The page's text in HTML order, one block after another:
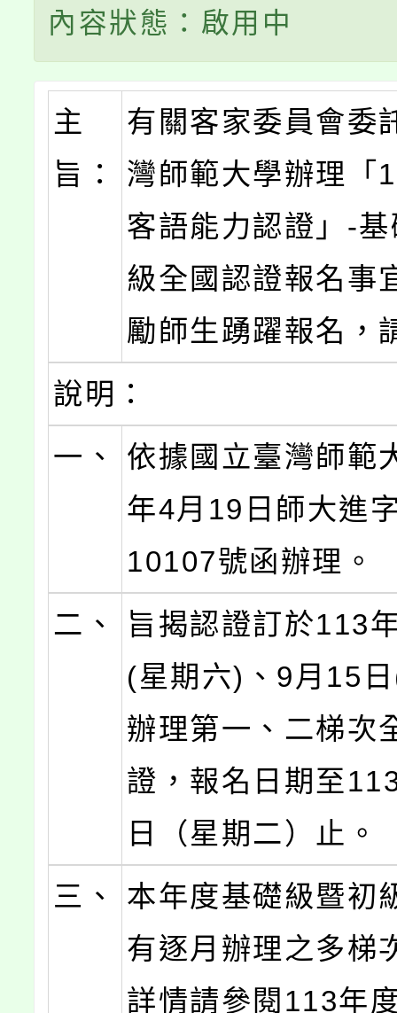
內容狀態：啟用中
主
旨：
有關客家委員會委
灣師範大學辦理「
客語能力認證」-
級全國認證報名事
勵師生踴躍報名，
說明：
一、
依據國立臺灣師範
年4月19日師大進
10107號函辦理。
二、
旨揭認證訂於113
(星期六)、9月15
辦理第一、二梯次
證，報名日期至
日（星期二）止。
三、
本年度基礎級暨初
有逐月辦理之多梯
詳情請參閱113年